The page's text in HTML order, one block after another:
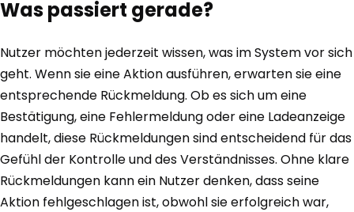
Was passiert gerade?
Nutzer möchten jederzeit wissen, was im System vor sich
geht. Wenn sie eine Aktion ausführen, erwarten sie eine
entsprechende Rückmeldung. Ob es sich um eine
Bestätigung, eine Fehlermeldung oder eine Ladeanzeige
handelt, diese Rückmeldungen sind entscheidend für das
Gefühl der Kontrolle und des Verständnisses. Ohne klare
Rückmeldungen kann ein Nutzer denken, dass seine
Aktion fehlgeschlagen ist, obwohl sie erfolgreich war,